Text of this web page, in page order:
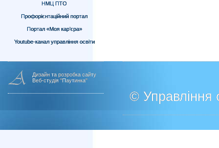
НМЦ ПТО
Профорієнтаційний портал
Портал «Моя кар’єра»
Youtube-канал управління освіти
Дизайн та розробка сайту
Веб-студія "Паутинка"
© Управління